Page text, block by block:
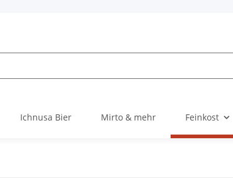
Ichnusa Bier Mirto & mehr Feinkost